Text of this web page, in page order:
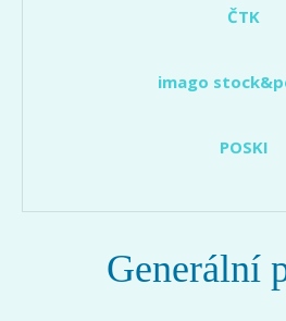
ČTK
imago
POSKI
Generální